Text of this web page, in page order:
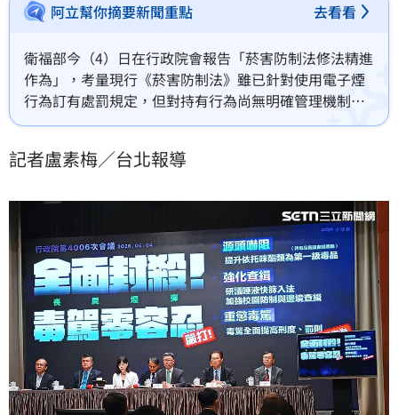
阿立幫你摘要新聞重點 去看看
衛福部今（4）日在行政院會報告「菸害防制法修法精進
作為」，考量現行《菸害防制法》雖已針對使用電子煙
行為訂有處罰規定，但對持有行為尚無明確管理機制，
衛福部已將「持有類菸品及其組合元件」納入修法重
10萬元罰鍰。
記者盧素梅／台北報導